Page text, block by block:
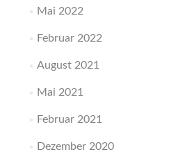
Mai 2022
Februar 2022
August 2021
Mai 2021
Februar 2021
Dezember 2020